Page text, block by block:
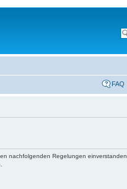
FAQ
nachfolgenden Regelungen einverstanden.